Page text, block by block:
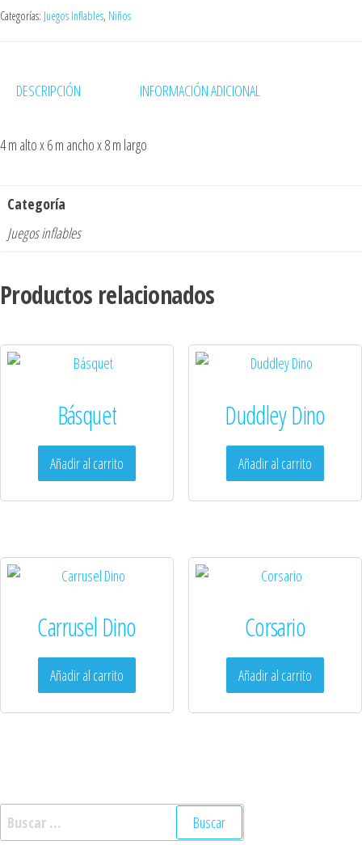
a
Categorías: Juegos Inflables, Niños
DESCRIPCIÓN INFORMACIÓN ADICIONAL
4 m alto x 6 m ancho x 8 m largo
Categoría
Juegos inflables
Productos relacionados
Básquet
Añadir al carrito
Duddley Dino
Añadir al carrito
Carrusel Dino
Añadir al carrito
Corsario
Añadir al carrito